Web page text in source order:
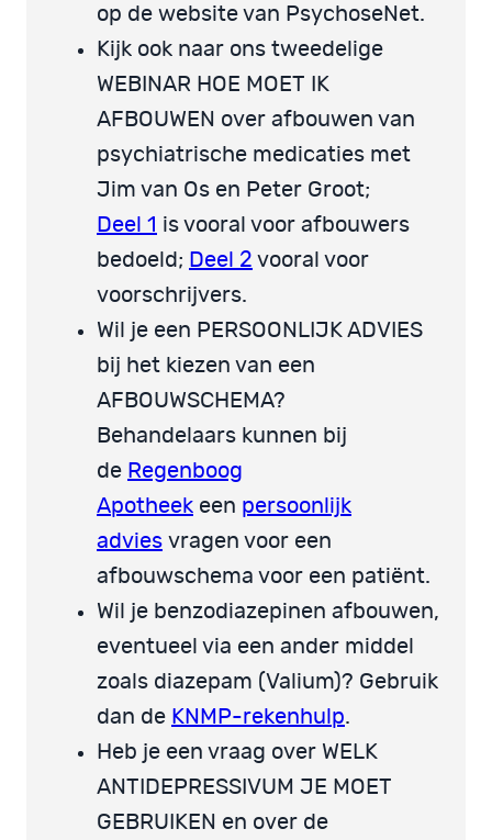
op de website van PsychoseNet.
Kijk ook naar ons tweedelige
WEBINAR HOE MOET IK
AFBOUWEN over afbouwen van
psychiatrische medicaties met
Jim van Os en Peter Groot;
Deel 1 is vooral voor afbouwers
bedoeld; Deel 2 vooral voor
voorschrijvers.
Wil je een PERSOONLIJK ADVIES
bij het kiezen van een
AFBOUWSCHEMA?
Behandelaars kunnen bij
de Regenboog
Apotheek een persoonlijk
advies vragen voor een
afbouwschema voor een patiënt.
Wil je benzodiazepinen afbouwen,
eventueel via een ander middel
zoals diazepam (Valium)? Gebruik
dan de KNMP-rekenhulp.
Heb je een vraag over WELK
ANTIDEPRESSIVUM JE MOET
GEBRUIKEN en over de